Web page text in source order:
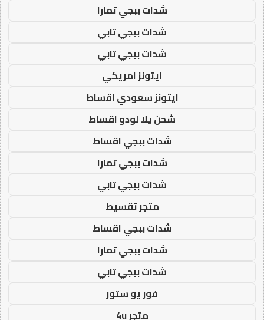
شدات ببجي تمارا
شدات ببجي تابي
شدات ببجي تابي
ايتونز امريكي
ايتونز سعودي اقساط
شحن يلا لودو اقساط
شدات ببجي اقساط
شدات ببجي تمارا
شدات ببجي تابي
متجر تقسيط
شدات ببجي اقساط
شدات ببجي تمارا
شدات ببجي تابي
فور يو ستور
متجر 4u